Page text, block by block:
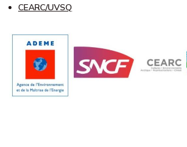
CEARC/UVSQ